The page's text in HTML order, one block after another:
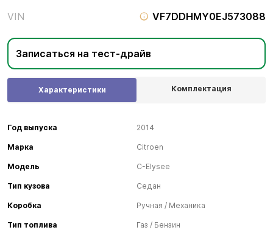
VIN
VF7DDHMY0EJ573088
Записаться на тест-драйв
Характеристики Комплектация
Год выпуска 2014
Марка Citroen
Модель C-Elysee
Тип кузова Седан
Коробка Ручная / Механика
Тип топлива Газ / Бензин